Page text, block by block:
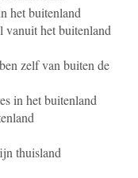
het buitenland
vanuit het buitenland
zelf van buiten de
in het buitenland
thuisland